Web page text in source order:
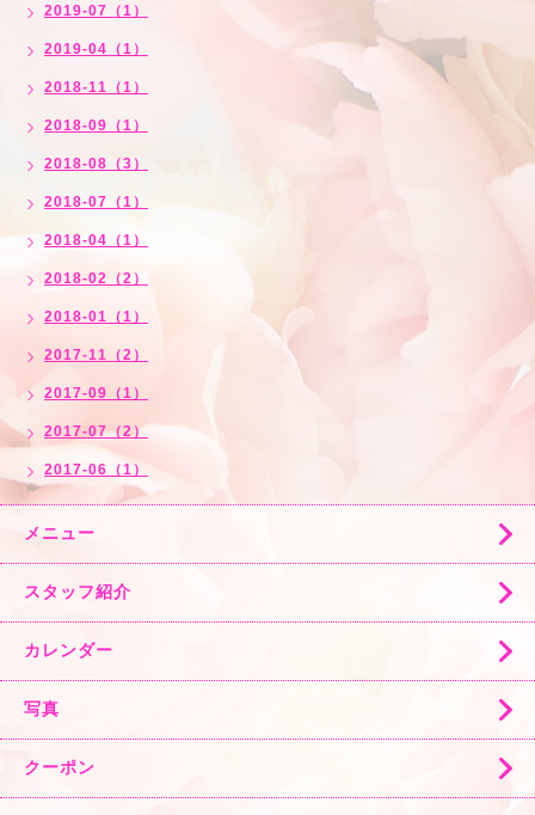
2019-07（1）
2019-04（1）
2018-11（1）
2018-09（1）
2018-08（3）
2018-07（1）
2018-04（1）
2018-02（2）
2018-01（1）
2017-11（2）
2017-09（1）
2017-07（2）
2017-06（1）
メニュー
スタッフ紹介
カレンダー
写真
クーポン